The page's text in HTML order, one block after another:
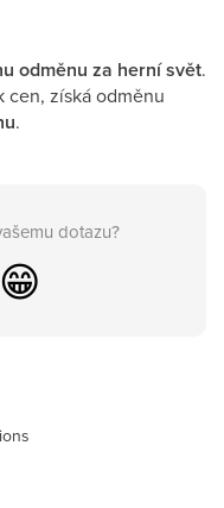
odměnu za herní svět.
cen, získá odměnu
.
dotazu?
😁